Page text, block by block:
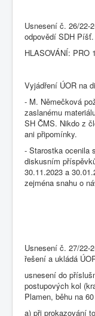
Usnesení č. 26/22-
odpovědí SDH Píšť.
HLASOVÁNÍ: PRO
Vyjádření ÚOR na
- M. Němečková
zaslanému
SH ČMS. Nikdo z
ani připomínky.
- Starostka ocenila
diskusním
30.11.2023 a
zejména snahu o
Usnesení č. 27/22-
řešení a ukládá
usnesení do
postupových kol
Plamen, běhu na
a) při prokazování